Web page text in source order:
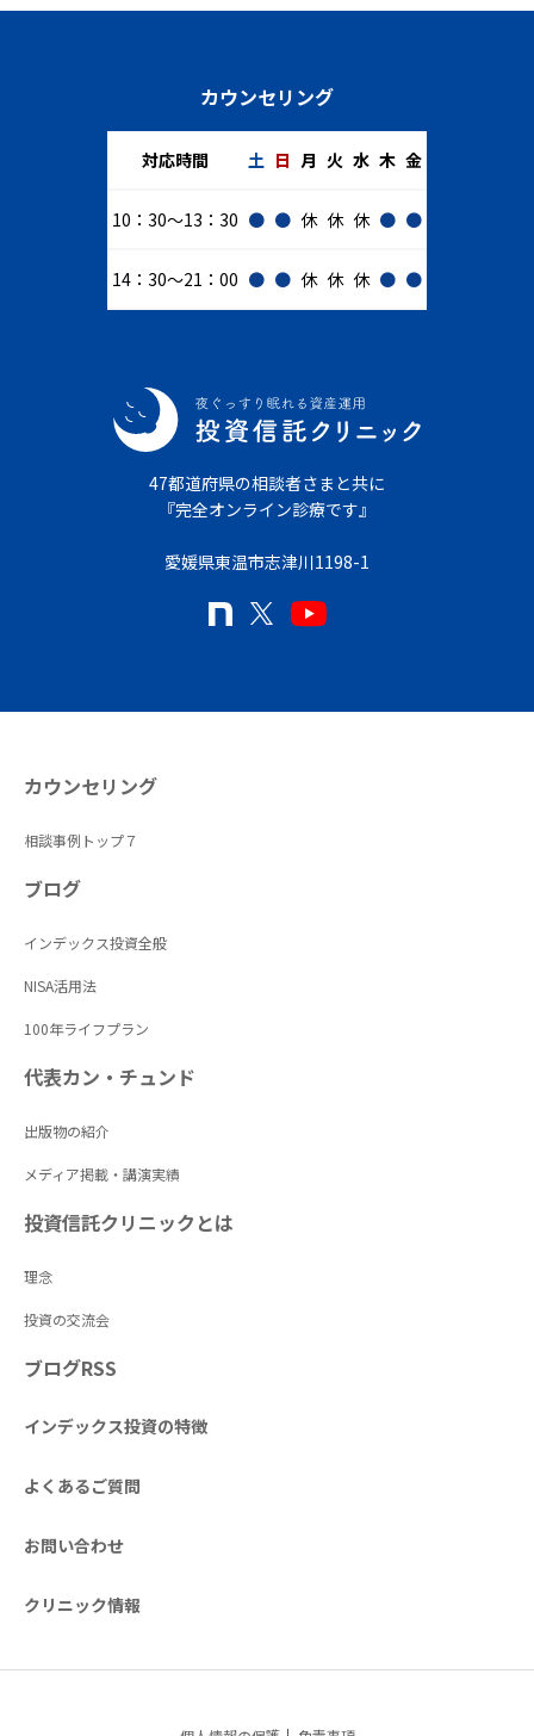
カウンセリング
対応時間 土 日 月 火 水 木 金
10：30～13：30 ● ● 休 休 休 ● ●
14：30～21：00 ● ● 休 休 休 ● ●
47都道府県の相談者さまと共に
『完全オンライン診療です』
愛媛県東温市志津川1198-1
カウンセリング
相談事例トップ７
ブログ
インデックス投資全般
NISA活用法
100年ライフプラン
代表カン・チュンド
出版物の紹介
メディア掲載・講演実績
投資信託クリニックとは
理念
投資の交流会
ブログRSS
インデックス投資の特徴
よくあるご質問
お問い合わせ
クリニック情報